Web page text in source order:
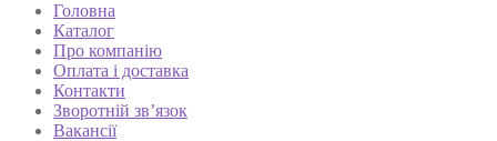
Головна
Каталог
Про компанію
Оплата і доставка
Контакти
Зворотній зв’язок
Вакансії